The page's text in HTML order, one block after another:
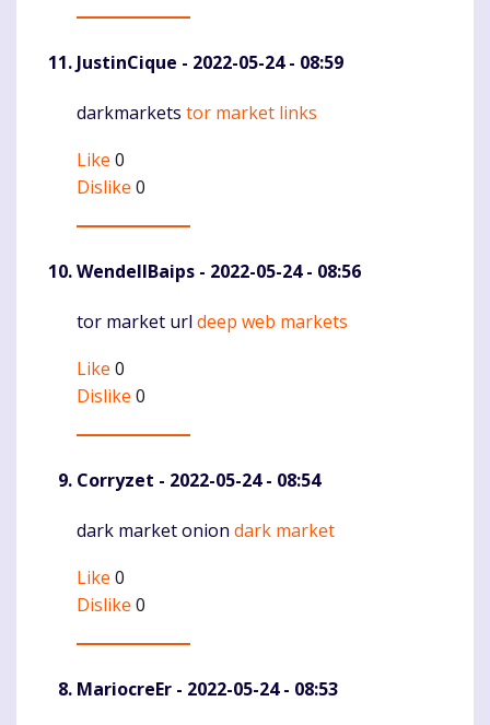
JustinCique - 2022-05-24 - 08:59
Komentaras
darkmarkets tor market links
Like 0
Dislike 0
WendellBaips - 2022-05-24 - 08:56
Komentaras
tor market url deep web markets
Like 0
Dislike 0
Corryzet - 2022-05-24 - 08:54
Komentaras
dark market onion dark market
Like 0
Dislike 0
MariocreEr - 2022-05-24 - 08:53